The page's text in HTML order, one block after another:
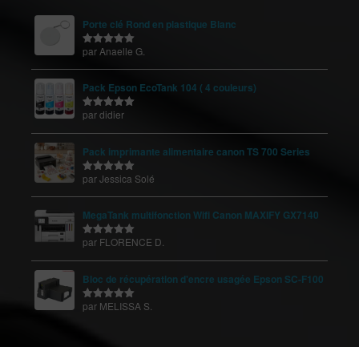
Porte clé Rond en plastique Blanc
Note5sur
par Anaelle G.
Pack Epson EcoTank 104 ( 4 couleurs)
Note 5sur
par didier
Pack imprimante alimentaire canon TS 700 Series
Note5sur
par Jessica Solé
MegaTank multifonction Wifi Canon MAXIFY GX7140
Note
sur
par FLORENCE D.
Bloc de récupération d'encre usagée Epson SC-F100
Note 5sur
par MELISSA S.